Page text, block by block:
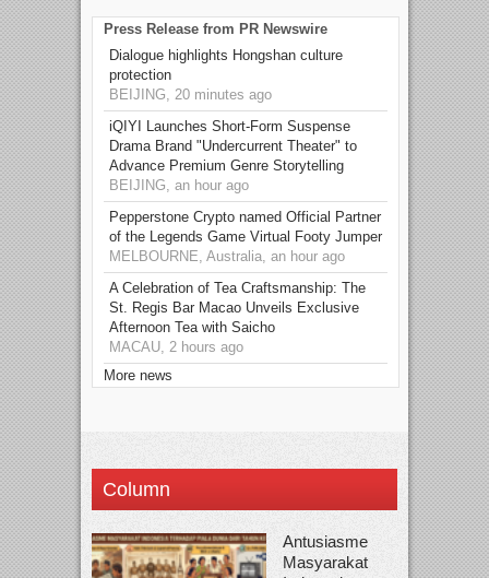
Press Release from PR Newswire
Dialogue highlights Hongshan culture
protection
BEIJING, 20 minutes ago
iQIYI Launches Short-Form Suspense
Drama Brand "Undercurrent Theater" to
Advance Premium Genre Storytelling
BEIJING, an hour ago
Pepperstone Crypto named Official Partner
of the Legends Game Virtual Footy Jumper
MELBOURNE, Australia, an hour ago
A Celebration of Tea Craftsmanship: The
St. Regis Bar Macao Unveils Exclusive
Afternoon Tea with Saicho
MACAU, 2 hours ago
More news
Column
Antusiasme
Masyarakat